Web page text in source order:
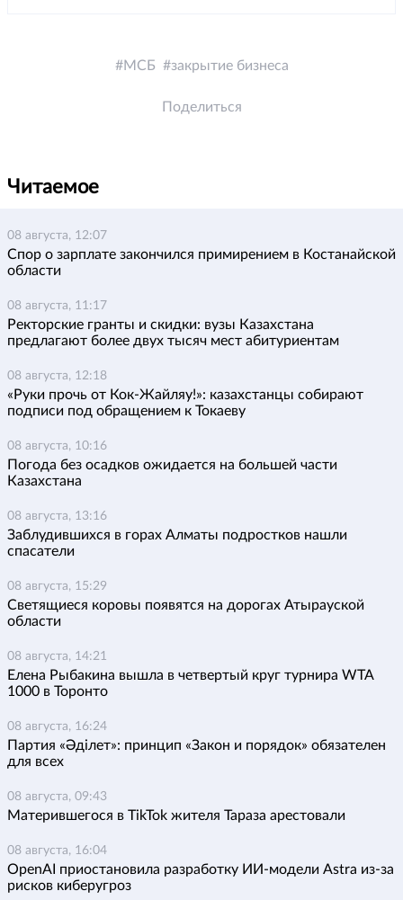
МСБ закрытие бизнеса
Поделиться
Читаемое
08 августа, 12:07
Спор о зарплате закончился примирением в Костанайской
области
08 августа, 11:17
Ректорские гранты и скидки: вузы Казахстана
предлагают более двух тысяч мест абитуриентам
08 августа, 12:18
«Руки прочь от Кок-Жайляу!»: казахстанцы собирают
подписи под обращением к Токаеву
08 августа, 10:16
Погода без осадков ожидается на большей части
Казахстана
08 августа, 13:16
Заблудившихся в горах Алматы подростков нашли
спасатели
08 августа, 15:29
Светящиеся коровы появятся на дорогах Атырауской
области
08 августа, 14:21
Елена Рыбакина вышла в четвертый круг турнира WTA
1000 в Торонто
08 августа, 16:24
Партия «Әділет»: принцип «Закон и порядок» обязателен
для всех
08 августа, 09:43
Матерившегося в TikTok жителя Тараза арестовали
08 августа, 16:04
OpenAI приостановила разработку ИИ-модели Astra из-за
рисков киберугроз